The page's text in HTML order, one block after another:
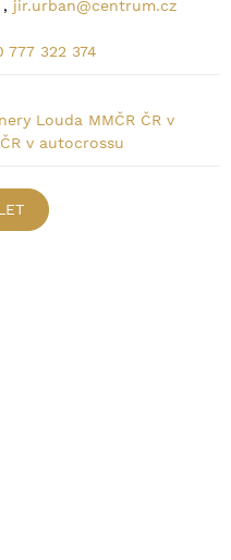
, jir.urban@centrum.cz
777 322 374
Louda MMČR ČR v
v autocrossu